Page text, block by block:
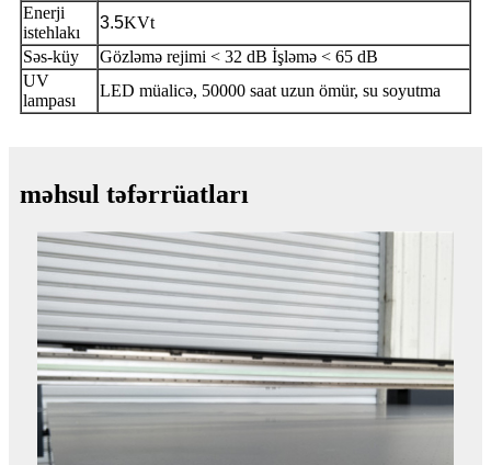
Enerji
istehlakı
3.5KVt
Səs-küy
Gözləmə rejimi < 32 dB İşləmə < 65 dB
UV
lampası
LED müalicə, 50000 saat uzun ömür, su soyutma
məhsul təfərrüatları